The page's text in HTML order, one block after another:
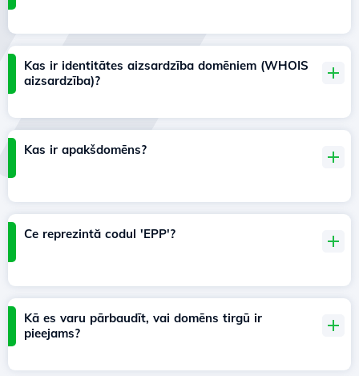
Kas ir identitātes aizsardzība domēniem (WHOIS
aizsardzība)?
Kas ir apakšdomēns?
Ce reprezintă codul 'EPP'?
Kā es varu pārbaudīt, vai domēns tirgū ir
pieejams?